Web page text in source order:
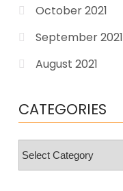
October 2021
September 2021
August 2021
CATEGORIES